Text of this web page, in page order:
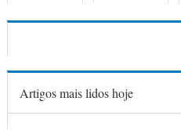
Artigos mais lidos hoje